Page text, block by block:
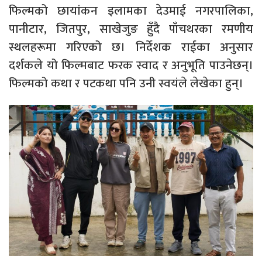
फिल्मको छायांकन इलामका देउमाई नगरपालिका,
पानीटार, जितपुर, साखेजुङ हुँदै पाँचथरका रमणीय
स्थलहरूमा गरिएको छ। निर्देशक राईका अनुसार
दर्शकले यो फिल्मबाट फरक स्वाद र अनुभूति पाउनेछन्।
फिल्मको कथा र पटकथा पनि उनी स्वयंले लेखेका हुन्।